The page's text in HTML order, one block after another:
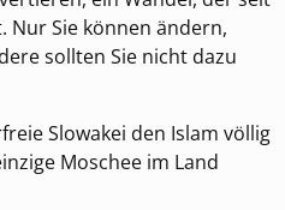
Nur Sie können ändern,
sollten Sie nicht dazu
Slowakei den Islam völlig
Moschee im Land